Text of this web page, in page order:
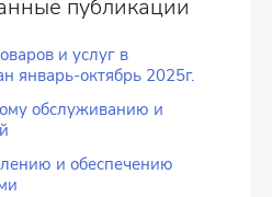
публикации
и услуг в
январь-октябрь 2025г.
обслуживанию и
и обеспечению